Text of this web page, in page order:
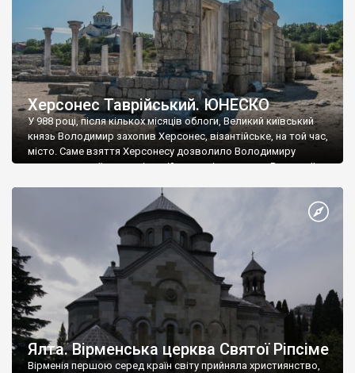
Херсонес Таврійський. ЮНЕСКО
У 988 році, після кількох місяців облоги, Великий київський
князь Володимир захопив Херсонес, візантійське, на той час,
місто. Саме взяття Херсонесу дозволило Володимиру
диктувати свої умови візантійському імператору Василю ІІ, та
Херсонесі Володимир-язичник, став Василем-християнином.
А потім було Хрещення Русі. На честь Херсонесу Таврійського
Ялта. Вірменська церква Святої Ріпсіме
Вірменія першою серед країн світу прийняла християнство,